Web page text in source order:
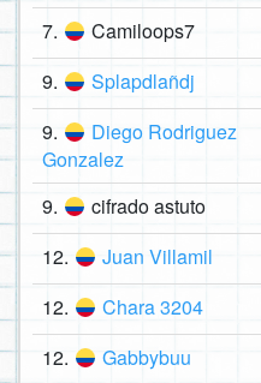
7. Camiloops7
9. Splapdlañdj
9.
Diego Rodriguez
Gonzalez
9. cifrado astuto
12. Juan Villamil
12. Chara 3204
12. Gabbybuu